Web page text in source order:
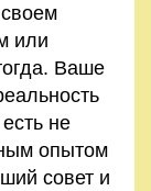
или
Ваше
не
опытом
совет и